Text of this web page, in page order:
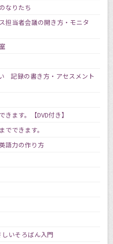
なりたち
担当者会議の開き方・モニタ
記録の書き方・アセスメント
ます。【DVD付き】
できます。
語力の作り方
いそろばん入門